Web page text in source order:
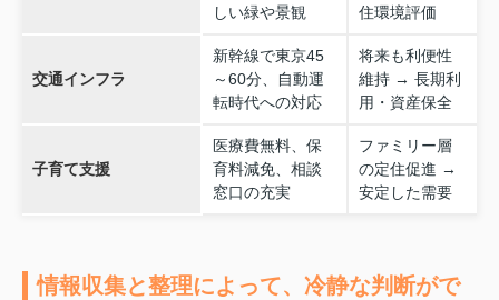
しい緑や景観
住環境評価
交通インフラ
新幹線で東京45
～60分、自動運
転時代への対応
将来も利便性
維持 → 長期利
用・資産保全
子育て支援
医療費無料、保
育料減免、相談
窓口の充実
ファミリー層
の定住促進 →
安定した需要
情報収集と整理によって、冷静な判断がで